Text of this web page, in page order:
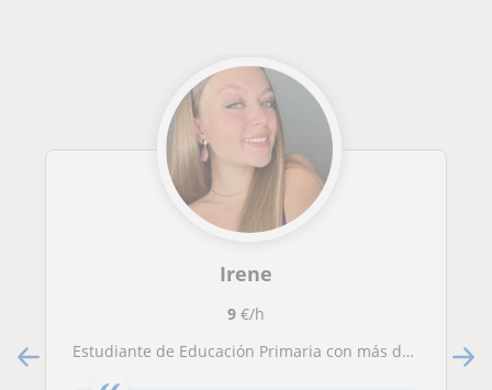
Irene
9€/h
Estudiante de Educación Primaria con más de 3 años de experiencia en clases particulares. Primaria y ESO. Presencial/online.